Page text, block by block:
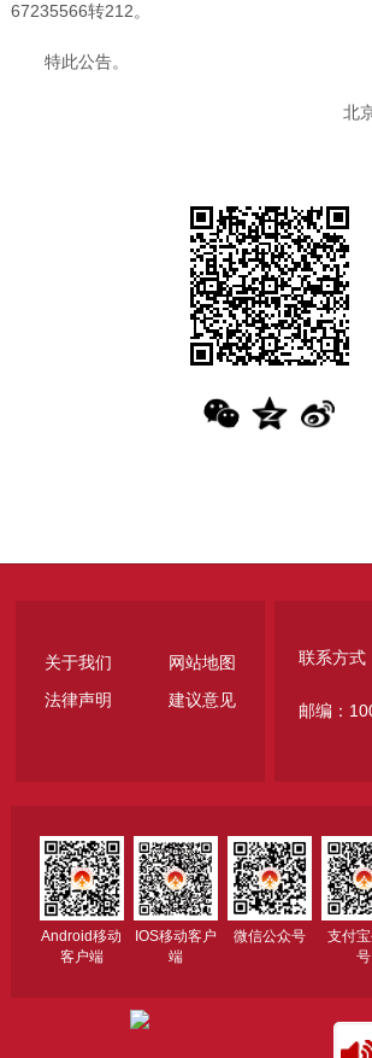
67235566转212。
特此公告。
北京
关于我们
网站地图
法律声明
建议意见
联系方式
邮编：
Android移动
客户端
IOS移动客户
端
微信公众号
支付
号